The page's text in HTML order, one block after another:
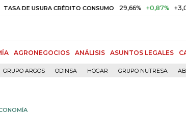
DE USURA CRÉDITO CONSUMO 29,66% +0,87% +3,02%
AGRONEGOCIOS ANÁLISIS ASUNTOS LEGALES
GRUPO ARGOS ODINSA HOGAR GRUPO NUTRESA